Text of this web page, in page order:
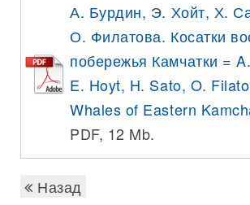
А. Бурдин, Э. Хойт, Х.
О. Филатова. Косатки
побережья Камчатки =
E. Hoyt, H. Sato, O.
Whales of Eastern
PDF, 12 Mb.
Назад